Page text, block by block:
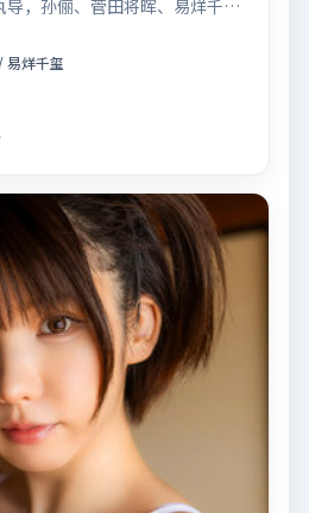
，孙俪、菅田将晖、易烊千玺
07月02日在院线首映。影片围
片」展开叙事，镜头语言克制
当，人物弧光完整；配乐与场
感体验，亦留有可供解读的细
义叙事与人物关系的观众观看
易烊千玺